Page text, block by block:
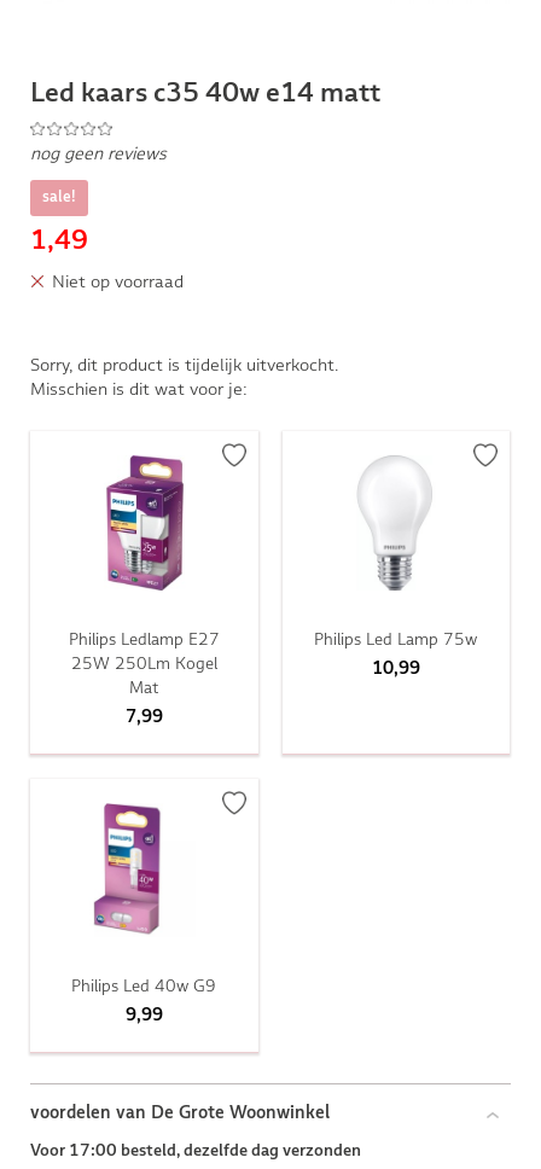
Led kaars c35 40w e14 matt
nog geen reviews
sale!
1,49
Niet op voorraad
Sorry, dit product is tijdelijk uitverkocht.
Misschien is dit wat voor je:
Philips Ledlamp E27
25W 250Lm Kogel
Mat
7,99
Philips Led Lamp 75w
10,99
Philips Led 40w G9
9,99
voordelen van De Grote Woonwinkel
Voor 17:00 besteld, dezelfde dag verzonden